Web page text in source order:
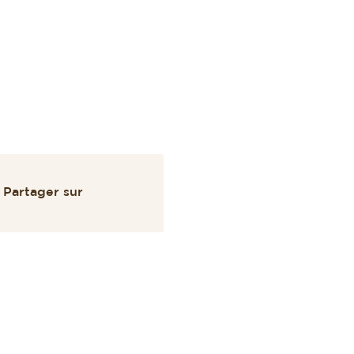
Partager sur